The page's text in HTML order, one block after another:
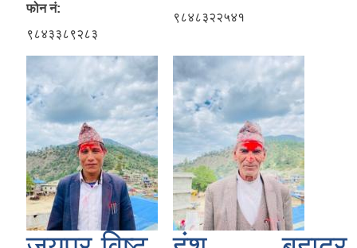
फोन नं:
९८४३३८९२८३
९८४८३२२५४१